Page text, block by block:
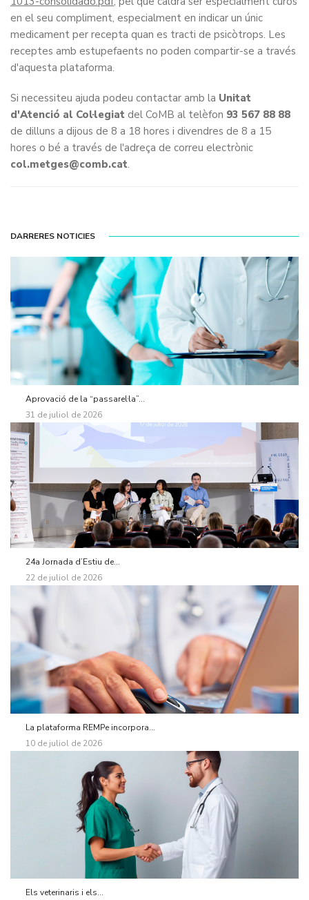
en el seu compliment, especialment en indicar un únic
medicament per recepta quan es tracti de psicòtrops. Les
receptes amb estupefaents no poden compartir-se a través
d'aquesta plataforma.
Si necessiteu ajuda podeu contactar amb la Unitat
d'Atenció al Col·legiat del CoMB al telèfon 93 567 88 88
de dilluns a dijous de 8 a 18 hores i divendres de 8 a 15
hores o bé a través de l'adreça de correu electrònic
col.metges@comb.cat.
DARRERES NOTICIES
Aprovació de la “passarel·la”...
31 de juliol de 2026
24a Jornada d’Estiu de...
22 de juliol de 2026
La plataforma REMPe incorpora...
10 de juliol de 2026
Els veterinaris i els...